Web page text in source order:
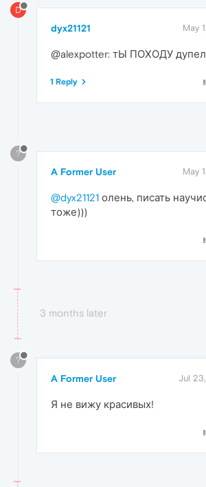
D
dyx21121 May
@alexpotter: тЫ ПОХОДУ
1 Reply
?
A Former User May
@dyx21121 олень, писать
тоже)))
3 months later
?
A Former User Jul
Я не вижу красивых!